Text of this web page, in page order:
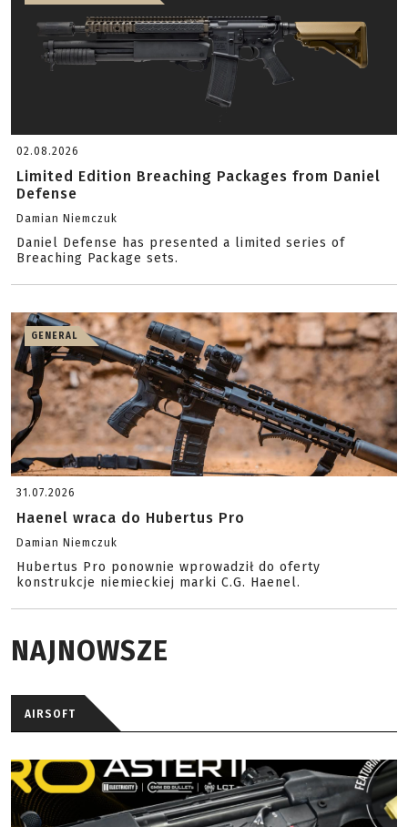
02.08.2026
Limited Edition Breaching Packages from Daniel
Defense
Damian Niemczuk
Daniel Defense has presented a limited series of
Breaching Package sets.
GENERAL
31.07.2026
Haenel wraca do Hubertus Pro
Damian Niemczuk
Hubertus Pro ponownie wprowadził do oferty
konstrukcje niemieckiej marki C.G. Haenel.
NAJNOWSZE
AIRSOFT